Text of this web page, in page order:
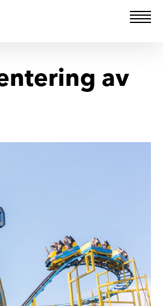
Rådgivining
av